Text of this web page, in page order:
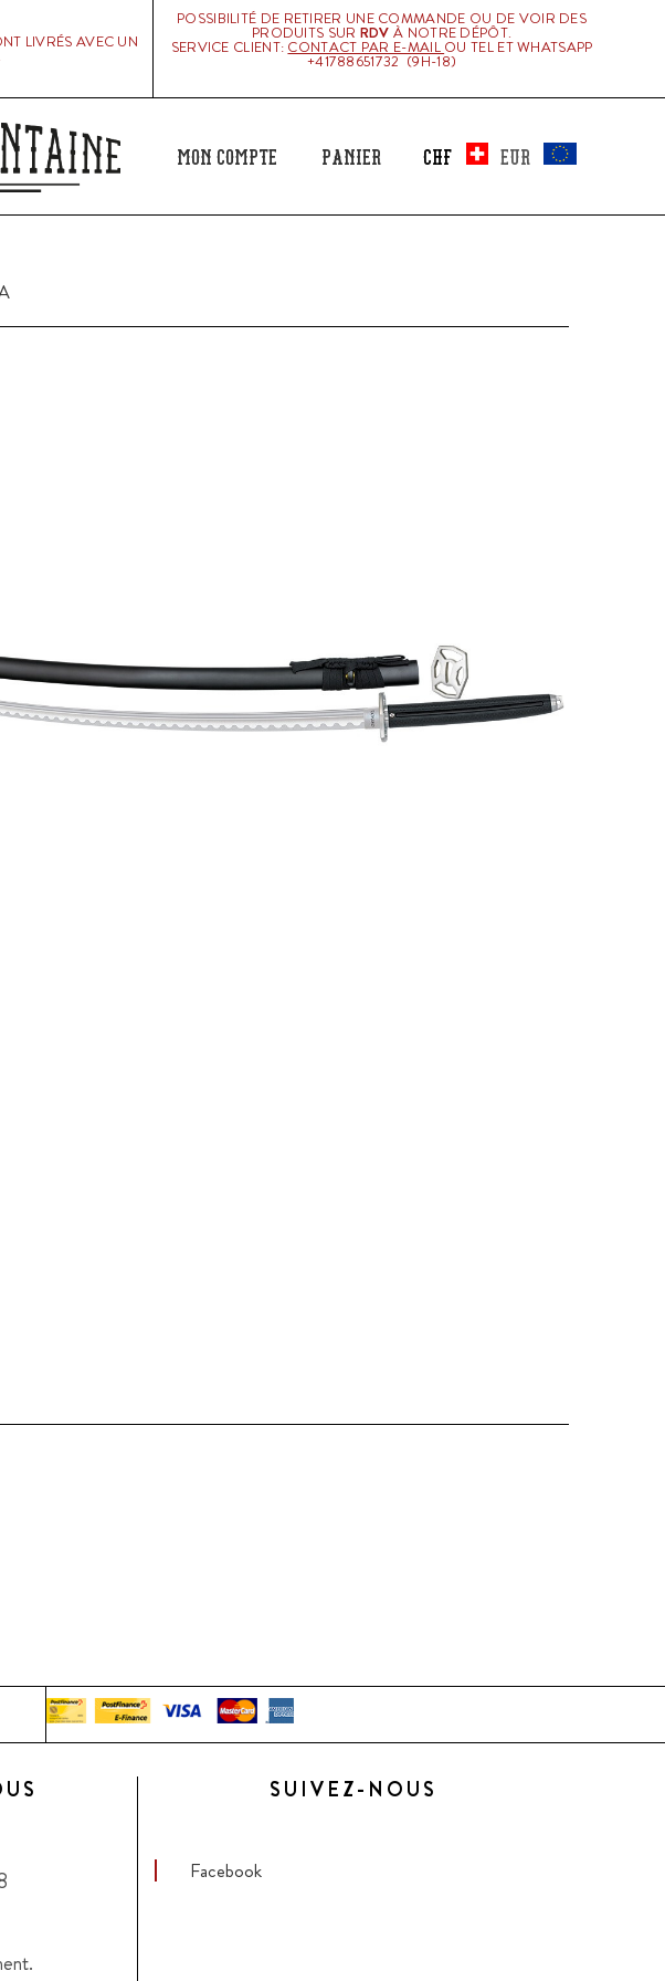
LIVRÉS AVEC UN
POSSIBILITÉ DE RETIRER UNE COMMANDE OU DE VOIR DES
PRODUITS SUR RDV À NOTRE DÉPÔT.
SERVICE CLIENT: CONTACT PAR E-MAIL OU TEL ET WHATSAPP
+41788651732 (9H-18)
Mon Compte Panier
SUIVEZ-NOUS
Facebook